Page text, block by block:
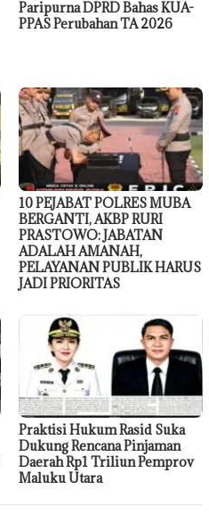
Paripurna DPRD Bahas KUA-
PPAS Perubahan TA 2026
10 PEJABAT POLRES MUBA
BERGANTI, AKBP RURI
PRASTOWO: JABATAN
ADALAH AMANAH,
PELAYANAN PUBLIK HARUS
JADI PRIORITAS
Praktisi Hukum Rasid Suka
Dukung Rencana Pinjaman
Daerah Rp1 Triliun Pemprov
Maluku Utara